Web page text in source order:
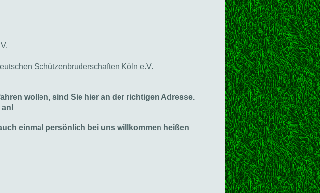
Schützenbruderschaften Köln e.V.
wollen, sind Sie hier an der richtigen Adresse.
an!
einmal persönlich bei uns willkommen heißen